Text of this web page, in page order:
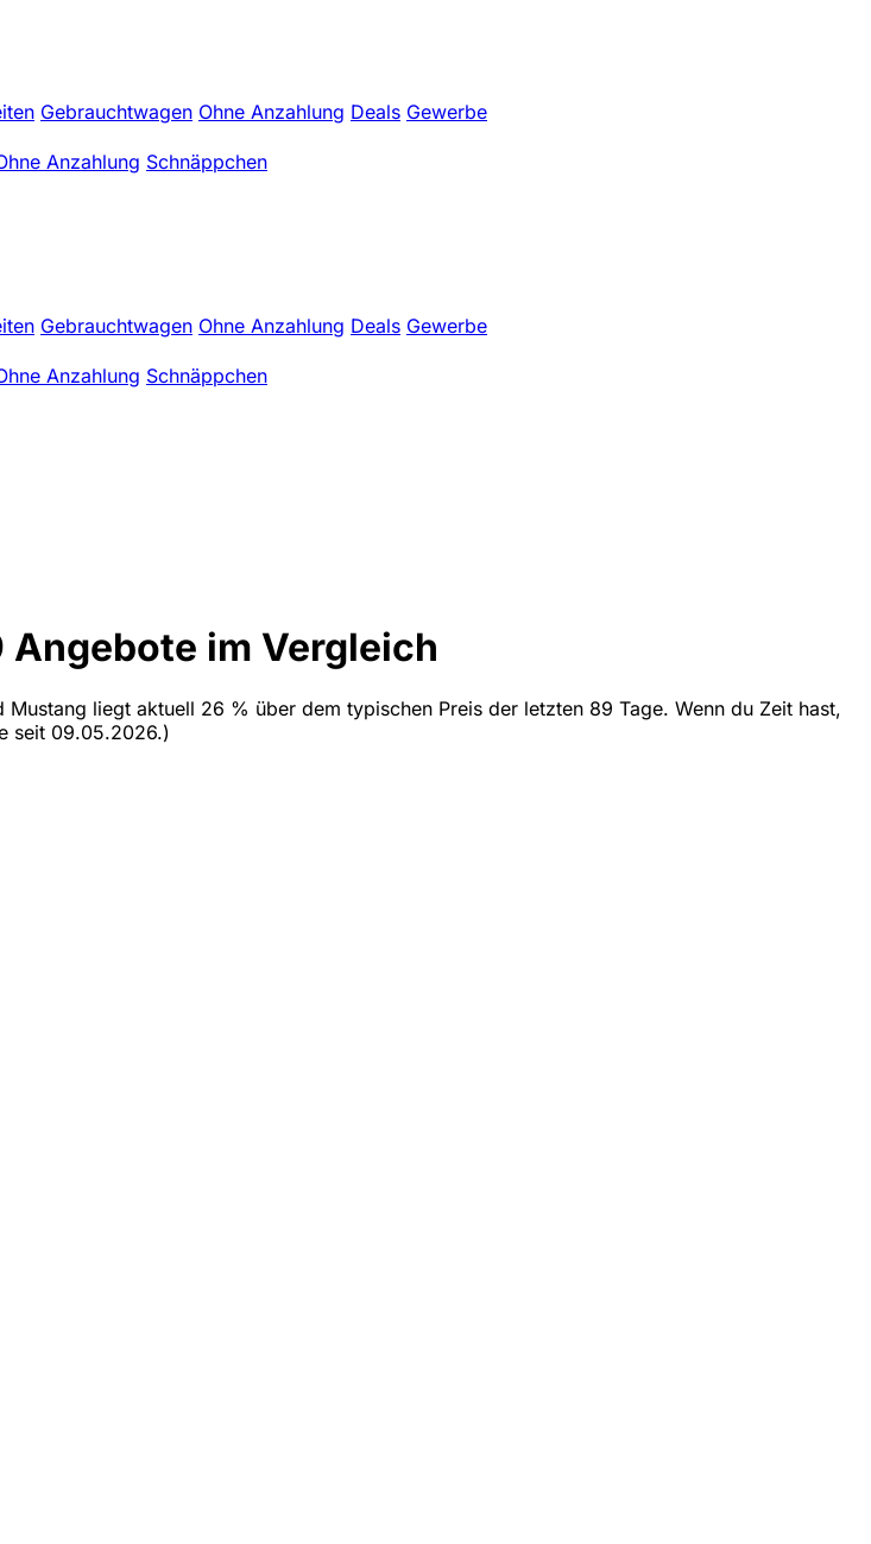
Gebrauchtwagen Ohne Anzahlung Deals Gewerbe
Anzahlung Schnäppchen
Gebrauchtwagen Ohne Anzahlung Deals Gewerbe
Anzahlung Schnäppchen
im Vergleich
liegt aktuell 26 % über dem typischen Preis der letzten 89 Tage. Wenn du Zeit hast,
seit 09.05.2026.)